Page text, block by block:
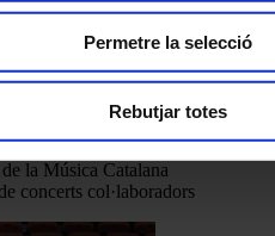
Permetre la selecció
Rebutjar totes
la Música Catalana
concerts col·laboradors